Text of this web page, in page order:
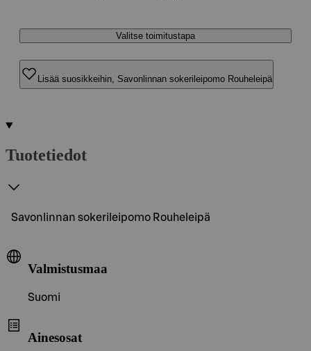
Valitse toimitustapa
Lisää suosikkeihin, Savonlinnan sokerileipomo Rouheleipä
Tuotetiedot
Savonlinnan sokerileipomo Rouheleipä
Valmistusmaa
Suomi
Ainesosat